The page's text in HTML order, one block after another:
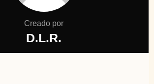
Creado por
D.L.R.